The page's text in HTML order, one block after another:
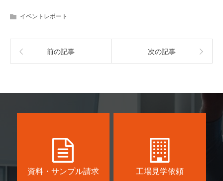
c
b
k
ail
イベントレポート
前の記事 次の記事
資料・サンプル請求 工場見学依頼